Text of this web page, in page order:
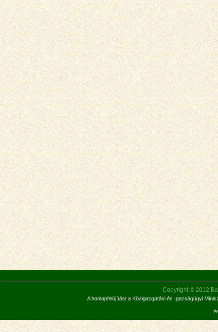
Copyright © 2012
A honlapfelújítást a Közigazgatási és Igazságügyi